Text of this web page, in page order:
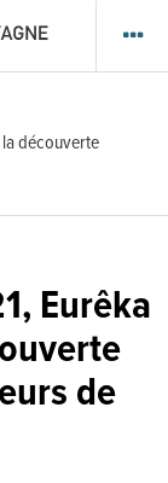
la découverte
Eurêka
de